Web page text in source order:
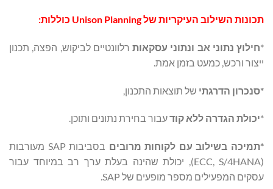
תכונות השילוב העיקריות של Unison Planning כוללות:
*חילוץ נתוני אב ונתוני עסקאות רלוונטיים לביקוש, הפצה, תכנון
ייצור ורכש, כמעט בזמן אמת.
*סנכרון הדרגתי של תוצאות התכנון,
*יכולת הגדרה ללא קודעבור בחירת נתונים ותוכן.
*תמיכה בשילוב עם לקוחות מרובים
בסביבות SAP מעורבות
(ECC, S/4HANA), יכולת שהינה בעלת ערך רב במיוחד עבור
עסקים המפעילים מספר מופעים של SAP.